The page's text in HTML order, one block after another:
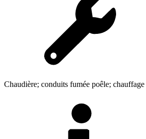
Chaudière; conduits fumée poêle;